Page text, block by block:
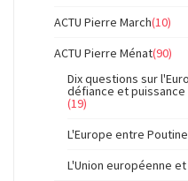
ACTU Pierre March(10)
ACTU Pierre Ménat(90)
Dix questions sur
défiance et puissance
(19)
L'Europe entre
L'Union européenne